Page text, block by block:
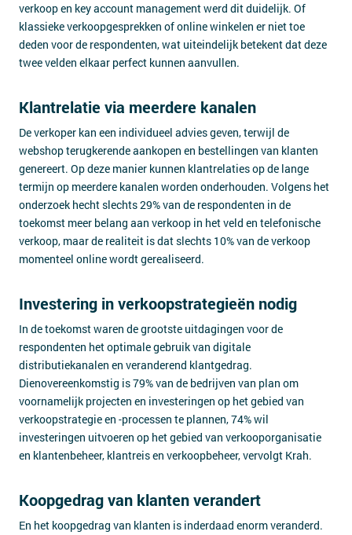
verkoop en key account management werd dit duidelijk. Of
klassieke verkoopgesprekken of online winkelen er niet toe
deden voor de respondenten, wat uiteindelijk betekent dat deze
twee velden elkaar perfect kunnen aanvullen.
Klantrelatie via meerdere kanalen
De verkoper kan een individueel advies geven, terwijl de
webshop terugkerende aankopen en bestellingen van klanten
genereert. Op deze manier kunnen klantrelaties op de lange
termijn op meerdere kanalen worden onderhouden. Volgens het
onderzoek hecht slechts 29% van de respondenten in de
toekomst meer belang aan verkoop in het veld en telefonische
verkoop, maar de realiteit is dat slechts 10% van de verkoop
momenteel online wordt gerealiseerd.
Investering in verkoopstrategieën nodig
In de toekomst waren de grootste uitdagingen voor de
respondenten het optimale gebruik van digitale
distributiekanalen en veranderend klantgedrag.
Dienovereenkomstig is 79% van de bedrijven van plan om
voornamelijk projecten en investeringen op het gebied van
verkoopstrategie en -processen te plannen, 74% wil
investeringen uitvoeren op het gebied van verkooporganisatie
en klantenbeheer, klantreis en verkoopbeheer, vervolgt Krah.
Koopgedrag van klanten verandert
En het koopgedrag van klanten is inderdaad enorm veranderd.